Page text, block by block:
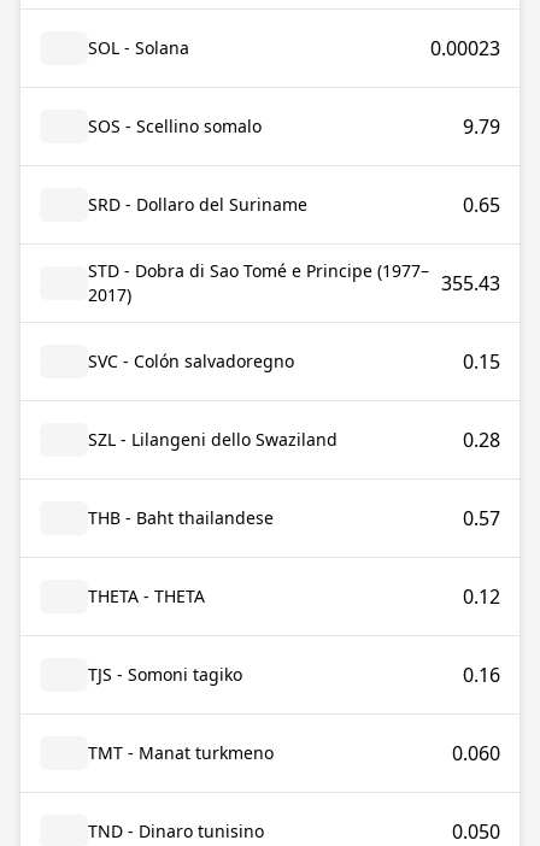
SOL - Solana 0.00023
SOS - Scellino somalo 9.79
SRD - Dollaro del Suriname 0.65
STD - Dobra di Sao Tomé e Principe (1977–
2017)
355.43
SVC - Colón salvadoregno 0.15
SZL - Lilangeni dello Swaziland 0.28
THB - Baht thailandese 0.57
THETA - THETA 0.12
TJS - Somoni tagiko 0.16
TMT - Manat turkmeno 0.060
TND - Dinaro tunisino 0.050